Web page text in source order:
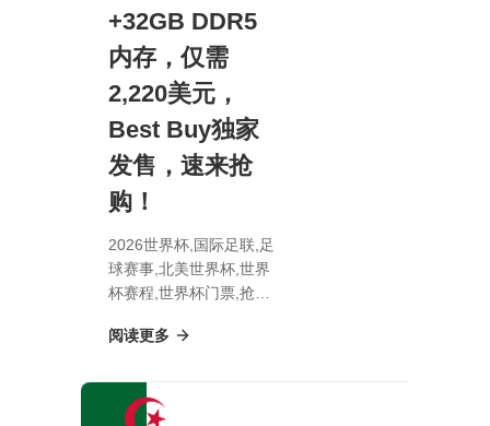
+32GB DDR5
内存，仅需
2,220美元，
Best Buy独家
发售，速来抢
购！
2026世界杯,国际足联,足
球赛事,北美世界杯,世界
杯赛程,世界杯门票,抢购
游戏霸主，RTX 5080显
仅需2,220美元，Best
Buy独家发售，速来抢
阅读更多